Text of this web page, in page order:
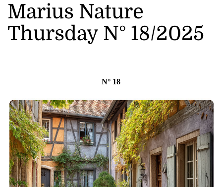
Marius Nature
Thursday N° 18/2025
N° 18